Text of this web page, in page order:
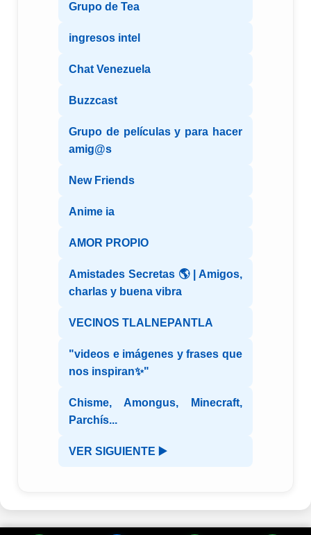
Grupo de Tea
ingresos intel
Chat Venezuela
Buzzcast
Grupo de películas y para hacer
amig@s
New Friends
Anime ia
AMOR PROPIO
Amistades Secretas 🌎 | Amigos,
charlas y buena vibra
VECINOS TLALNEPANTLA
"videos e imágenes y frases que
nos inspiran✨"
Chisme, Amongus, Minecraft,
Parchís...
VER SIGUIENTE ▶️